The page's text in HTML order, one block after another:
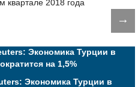
→
Экономика Турции в